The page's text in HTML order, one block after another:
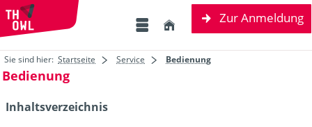
Zur Anmeldung
Sie sind hier: Startseite Service Bedienung
Bedienung
Inhaltsverzeichnis